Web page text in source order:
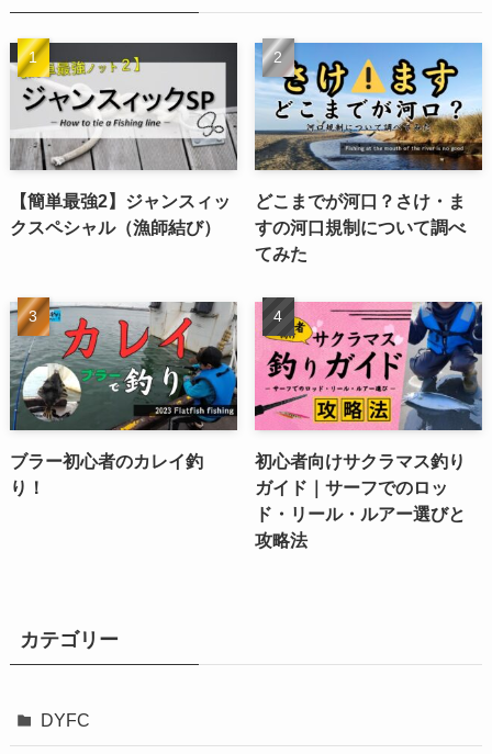
【簡単最強2】ジャンスィッ
クスペシャル（漁師結び）
どこまでが河口？さけ・ま
すの河口規制について調べ
てみた
ブラー初心者のカレイ釣
り！
初心者向けサクラマス釣り
ガイド｜サーフでのロッ
ド・リール・ルアー選びと
攻略法
カテゴリー
DYFC